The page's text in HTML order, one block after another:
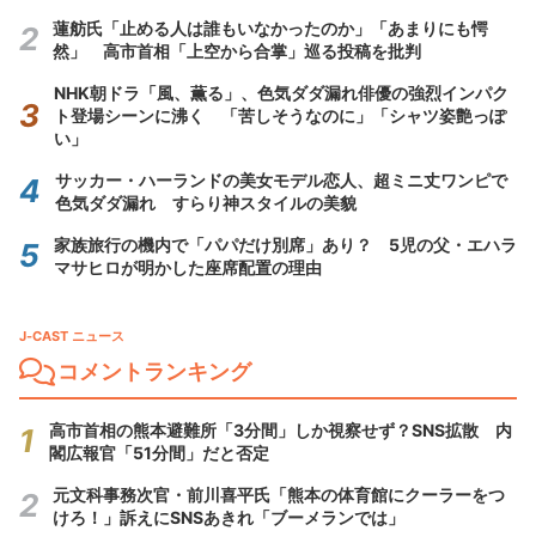
蓮舫氏「止める人は誰もいなかったのか」「あまりにも愕
然」 高市首相「上空から合掌」巡る投稿を批判
NHK朝ドラ「風、薫る」、色気ダダ漏れ俳優の強烈インパク
ト登場シーンに沸く 「苦しそうなのに」「シャツ姿艶っぽ
い」
サッカー・ハーランドの美女モデル恋人、超ミニ丈ワンピで
色気ダダ漏れ すらり神スタイルの美貌
家族旅行の機内で「パパだけ別席」あり？ 5児の父・エハラ
マサヒロが明かした座席配置の理由
J-CAST ニュース
コメントランキング
高市首相の熊本避難所「3分間」しか視察せず？SNS拡散 内
閣広報官「51分間」だと否定
元文科事務次官・前川喜平氏「熊本の体育館にクーラーをつ
けろ！」訴えにSNSあきれ「ブーメランでは」